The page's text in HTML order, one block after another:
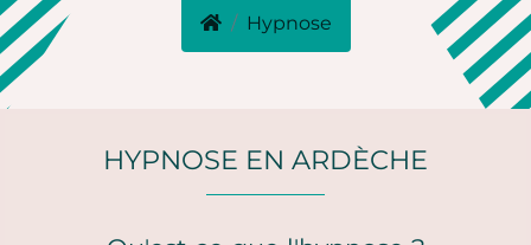
Hypnose
HYPNOSE EN ARDÈCHE